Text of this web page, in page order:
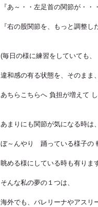
『あ～・・左足首の関節が・・
『右の股関節を、もっと調整し
(毎日の様に練習をしていても、
違和感の有る状態を、そのまま
あちらこちらへ 負担が増えて
あまりにも関節が気になる時は
ぼ～んやり　踊っている様子の
眺める様にしている時も有りま
そんな私の夢の１つは、
海外でも、バレリーナやアスリ